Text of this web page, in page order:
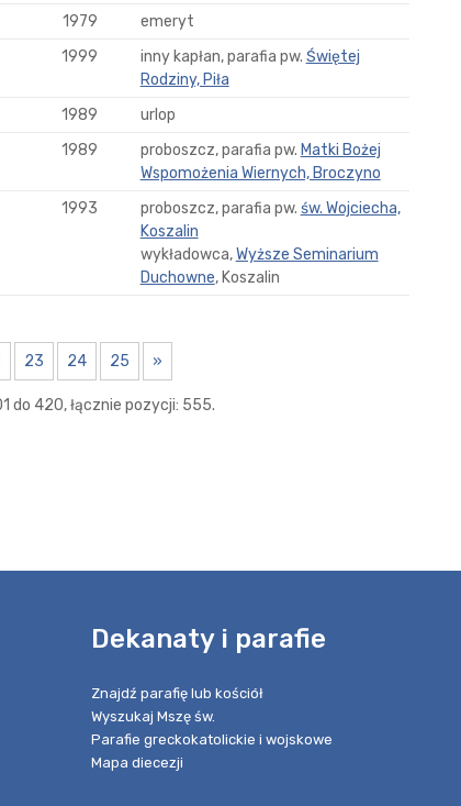
1979
emeryt
1999 inny kapłan, parafia pw. Świętej
Rodziny, Piła
1989
urlop
1989 proboszcz, parafia pw. Matki Bożej
Wspomożenia Wiernych, Broczyno
1993 proboszcz, parafia pw. św. Wojciecha,
Koszalin
wykładowca,Wyższe Seminarium
Duchowne, Koszalin
23 24 25 »
do 420, łącznie pozycji: 555.
Dekanaty i parafie
Znajdź parafię lub kościół
Wyszukaj Mszę św.
Parafie greckokatolickie i wojskowe
Mapa diecezji